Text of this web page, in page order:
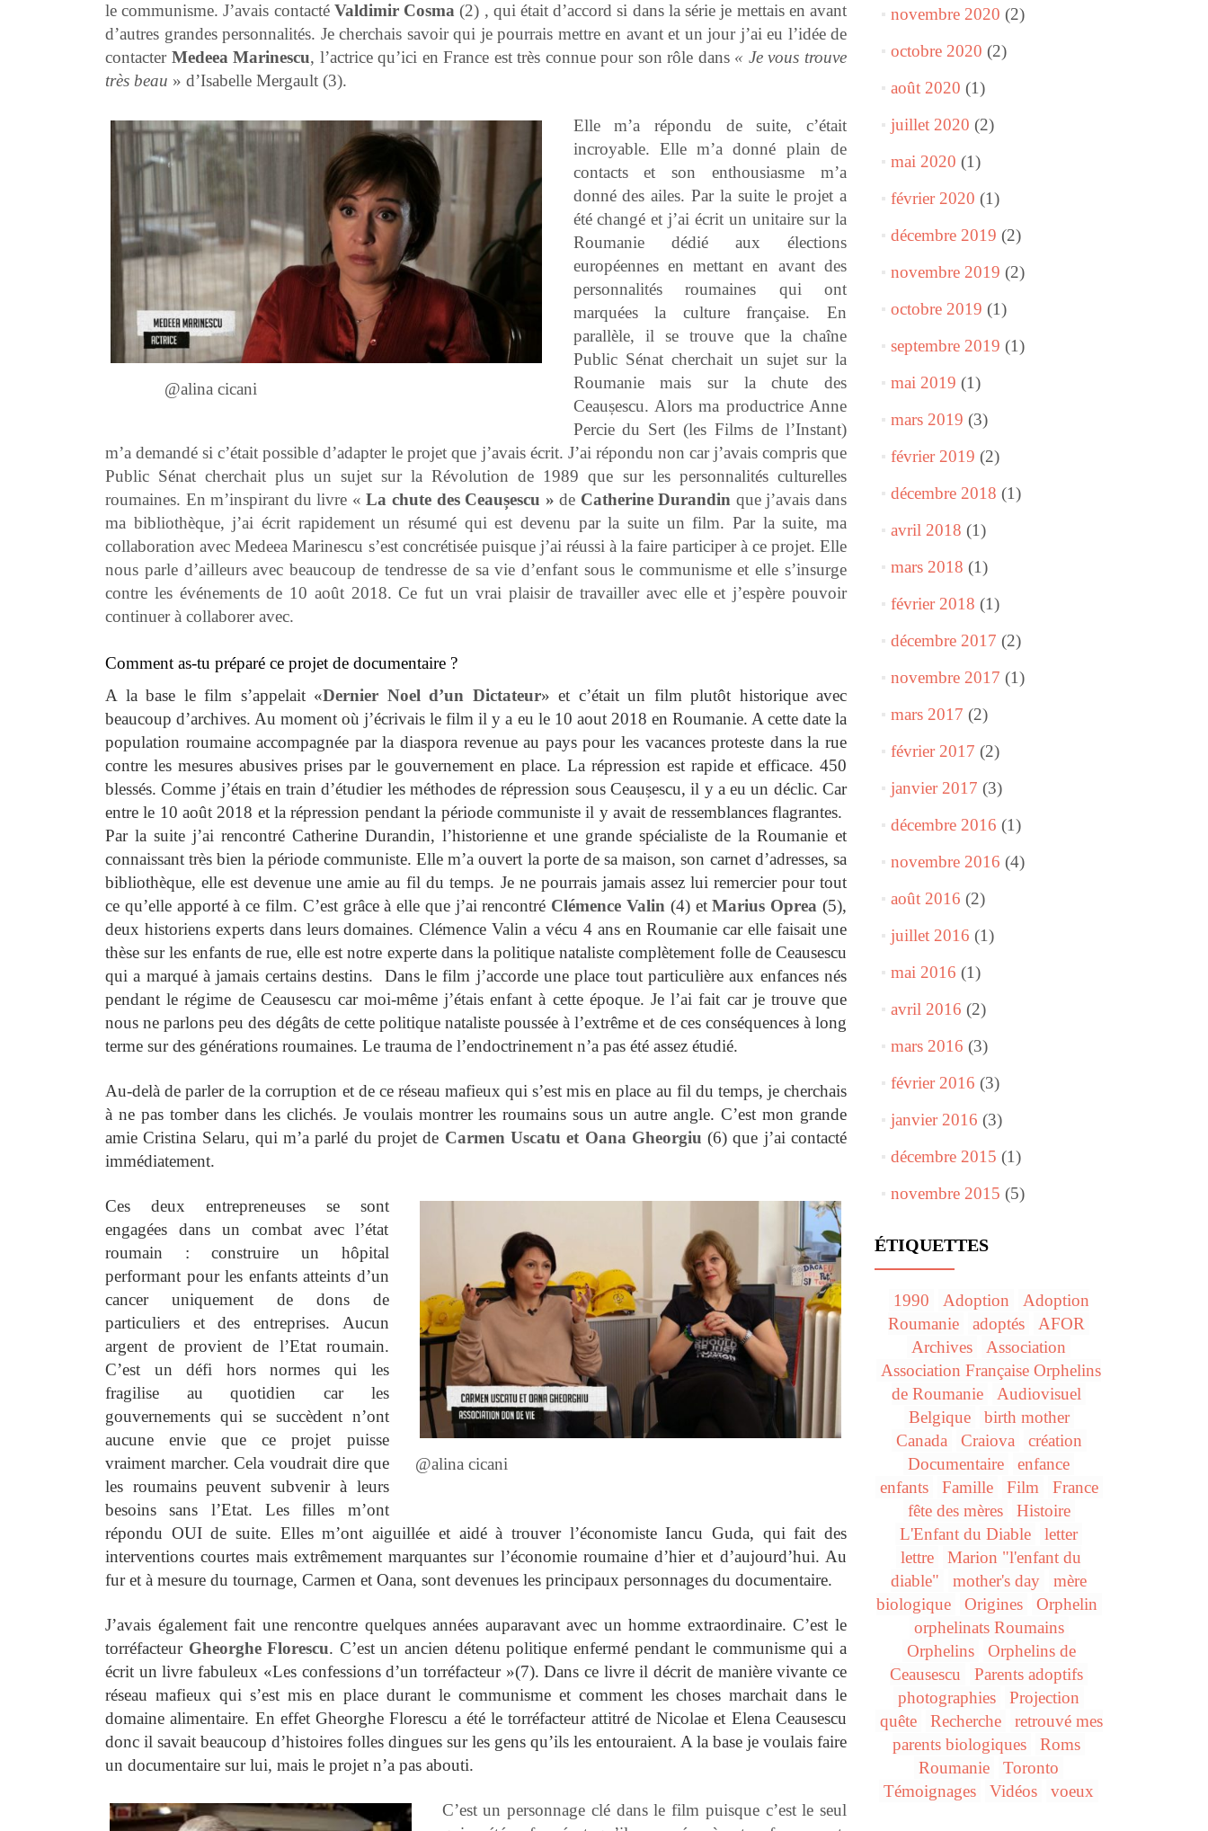
le communisme. J’avais contacté Valdimir Cosma (2) , qui était d’accord si dans la série je mettais en avant
d’autres grandes personnalités. Je cherchais savoir qui je pourrais mettre en avant et un jour j’ai eu l’idée de
contacter Medeea Marinescu, l’actrice qu’ici en France est très connue pour son rôle dans « Je vous trouve
très beau » d’Isabelle Mergault (3).
@alina cicani
Elle m’a répondu de suite, c’était
incroyable. Elle m’a donné plain de
contacts et son enthousiasme m’a
donné des ailes. Par la suite le projet a
été changé et j’ai écrit un unitaire sur la
Roumanie dédié aux élections
européennes en mettant en avant des
personnalités roumaines qui ont
marquées la culture française. En
parallèle, il se trouve que la chaîne
Public Sénat cherchait un sujet sur la
Roumanie mais sur la chute des
Ceaușescu. Alors ma productrice Anne
Percie du Sert (les Films de l’Instant)
m’a demandé si c’était possible d’adapter le projet que j’avais écrit. J’ai répondu non car j’avais compris que
Public Sénat cherchait plus un sujet sur la Révolution de 1989 que sur les personnalités culturelles
roumaines. En m’inspirant du livre «La chute des Ceaușescu » de Catherine Durandin que j’avais dans
ma bibliothèque, j’ai écrit rapidement un résumé qui est devenu par la suite un film. Par la suite, ma
collaboration avec Medeea Marinescu s’est concrétisée puisque j’ai réussi à la faire participer à ce projet. Elle
nous parle d’ailleurs avec beaucoup de tendresse de sa vie d’enfant sous le communisme et elle s’insurge
contre les événements de 10 août 2018. Ce fut un vrai plaisir de travailler avec elle et j’espère pouvoir
continuer à collaborer avec.
Comment as-tu préparé ce projet de documentaire ?
A la base le film s’appelait «Dernier Noel d’un Dictateur» et c’était un film plutôt historique avec
beaucoup d’archives. Au moment où j’écrivais le film il y a eu le 10 aout 2018 en Roumanie. A cette date la
population roumaine accompagnée par la diaspora revenue au pays pour les vacances proteste dans la rue
contre les mesures abusives prises par le gouvernement en place. La répression est rapide et efficace. 450
blessés. Comme j’étais en train d’étudier les méthodes de répression sous Ceaușescu, il y a eu un déclic. Car
entre le 10 août 2018 et la répression pendant la période communiste il y avait de ressemblances flagrantes.
Par la suite j’ai rencontré Catherine Durandin, l’historienne et une grande spécialiste de la Roumanie et
connaissant très bien la période communiste. Elle m’a ouvert la porte de sa maison, son carnet d’adresses, sa
bibliothèque, elle est devenue une amie au fil du temps. Je ne pourrais jamais assez lui remercier pour tout
ce qu’elle apporté à ce film. C’est grâce à elle que j’ai rencontré Clémence Valin (4) etMarius Oprea (5),
deux historiens experts dans leurs domaines. Clémence Valin a vécu 4 ans en Roumanie car elle faisait une
thèse sur les enfants de rue, elle est notre experte dans la politique nataliste complètement folle de Ceausescu
qui a marqué à jamais certains destins. Dans le film j’accorde une place tout particulière aux enfances nés
pendant le régime de Ceausescu car moi-même j’étais enfant à cette époque. Je l’ai fait car je trouve que
nous ne parlons peu des dégâts de cette politique nataliste poussée à l’extrême et de ces conséquences à long
terme sur des générations roumaines. Le trauma de l’endoctrinement n’a pas été assez étudié.
Au-delà de parler de la corruption et de ce réseau mafieux qui s’est mis en place au fil du temps, je cherchais
à ne pas tomber dans les clichés. Je voulais montrer les roumains sous un autre angle.C’est mon grande
amie Cristina Selaru, qui m’a parlé du projet de Carmen Uscatu et Oana Gheorgiu (6) que j’ai contacté
immédiatement.
@alina cicani
Ces deux entrepreneuses se sont
engagées dans un combat avec l’état
roumain : construire un hôpital
performant pour les enfants atteints d’un
cancer uniquement de dons de
particuliers et des entreprises. Aucun
argent de provient de l’Etat roumain.
C’est un défi hors normes qui les
fragilise au quotidien car les
gouvernements qui se succèdent n’ont
aucune envie que ce projet puisse
vraiment marcher. Cela voudrait dire que
les roumains peuvent subvenir à leurs
besoins sans l’Etat. Les filles m’ont
répondu OUI de suite. Elles m’ont aiguillée et aidé à trouver l’économiste Iancu Guda, qui fait des
interventions courtes mais extrêmement marquantes sur l’économie roumaine d’hier et d’aujourd’hui. Au
fur et à mesure du tournage, Carmen et Oana, sont devenues les principaux personnages du documentaire.
J’avais également fait une rencontre quelques années auparavant avec un homme extraordinaire. C’est le
torréfacteur Gheorghe Florescu. C’est un ancien détenu politique enfermé pendant le communisme qui a
écrit un livre fabuleux «Les confessions d’un torréfacteur »(7). Dans ce livre il décrit de manière vivante ce
réseau mafieux qui s’est mis en place durant le communisme et comment les choses marchait dans le
domaine alimentaire. En effet Gheorghe Florescu a été le torréfacteur attitré de Nicolae et Elena Ceausescu
donc il savait beaucoup d’histoires folles dingues sur les gens qu’ils les entouraient. A la base je voulais faire
un documentaire sur lui, mais le projet n’a pas abouti.
C’est un personnage clé dans le film puisque c’est le seul
novembre 2020 (2)
octobre 2020 (2)
août 2020 (1)
juillet 2020 (2)
mai 2020 (1)
février 2020 (1)
décembre 2019 (2)
novembre 2019 (2)
octobre 2019 (1)
septembre 2019 (1)
mai 2019 (1)
mars 2019 (3)
février 2019 (2)
décembre 2018 (1)
avril 2018 (1)
mars 2018 (1)
février 2018 (1)
décembre 2017 (2)
novembre 2017 (1)
mars 2017 (2)
février 2017 (2)
janvier 2017 (3)
décembre 2016 (1)
novembre 2016 (4)
août 2016 (2)
juillet 2016 (1)
mai 2016 (1)
avril 2016 (2)
mars 2016 (3)
février 2016 (3)
janvier 2016 (3)
décembre 2015 (1)
novembre 2015 (5)
ÉTIQUETTES
1990 Adoption
Adoption
Roumanie
adoptés
AFOR
Archives
Association
Association Française Orphelins
de Roumanie
Audiovisuel
Belgique
birth mother
Canada
Craiova
création
Documentaire
enfance
enfants
Famille Film
France
fête des mères
Histoire
L'Enfant du Diable
letter
lettre
Marion "l'enfant du
diable"
mother's day
mère
biologique
Origines
Orphelin
orphelinats Roumains
Orphelins
Orphelins de
Ceausescu
Parents adoptifs
photographies
Projection
quête
Recherche
retrouvé mes
parents biologiques
Roms
Roumanie
Toronto
Témoignages
Vidéos voeux